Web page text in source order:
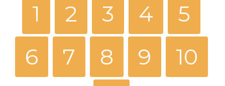
1 2 3 4
5
6
7 8 9
10